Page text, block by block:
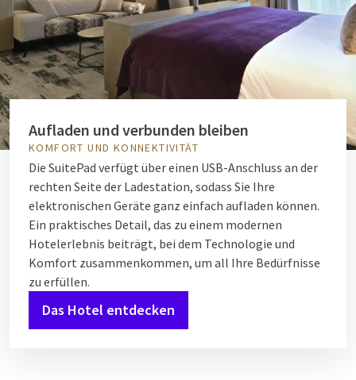
Aufladen und verbunden bleiben
KOMFORT UND KONNEKTIVITÄT
Die SuitePad verfügt über einen USB-Anschluss an der
rechten Seite der Ladestation, sodass Sie Ihre
elektronischen Geräte ganz einfach aufladen können.
Ein praktisches Detail, das zu einem modernen
Hotelerlebnis beiträgt, bei dem Technologie und
Komfort zusammenkommen, um all Ihre Bedürfnisse
zu erfüllen.
Das Hotel entdecken